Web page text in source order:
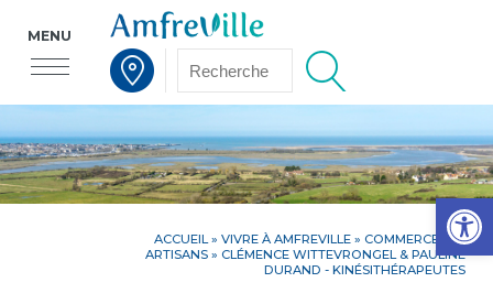
Voir la carte interactive
MENU
ACCUEIL » VIVRE À AMFREVILLE » COMMERCES ET
ARTISANS » CLÉMENCE WITTEVRONGEL & PAULINE
DURAND - KINÉSITHÉRAPEUTES